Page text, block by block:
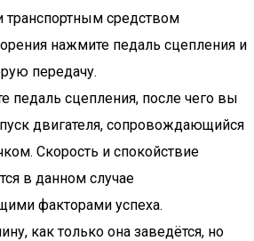
транспортным средством
нажмите педаль сцепления и
передачу.
педаль сцепления, после чего вы
двигателя, сопровождающийся
Скорость и спокойствие
в данном случае
факторами успеха.
как только она заведётся, но